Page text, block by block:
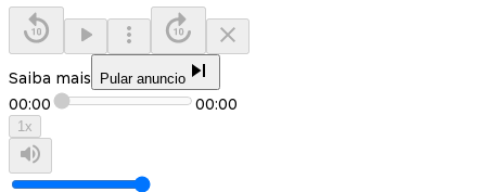
Saiba mais Pular anuncio
00:00 00:00
1x